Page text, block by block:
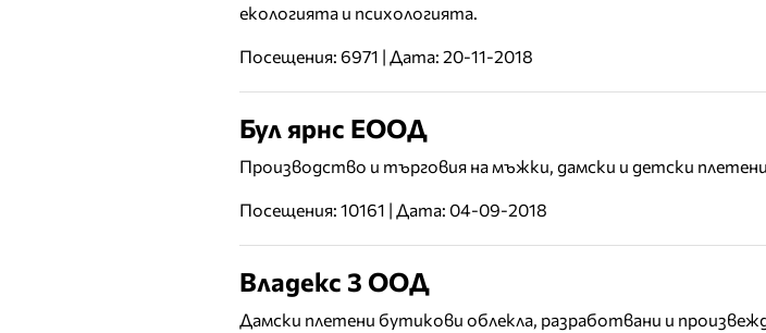
екологията и психологията.
Посещения: 6971 | Дата: 20-11-2018
Бул ярнс ЕООД
Производство и търговия на мъжки, дамски и детски
Посещения: 10161 | Дата: 04-09-2018
Владекс 3 ООД
Дамски плетени бутикови облекла, разработвани и